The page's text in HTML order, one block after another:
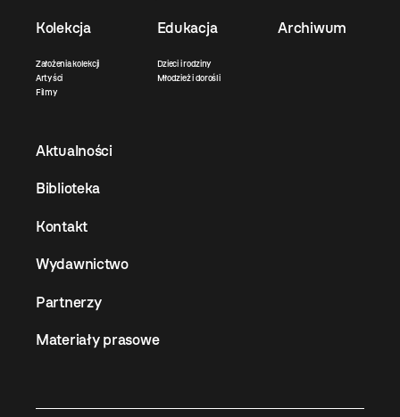
Kolekcja
Założenia kolekcji
Artyści
Filmy
Edukacja
Dzieci i rodziny
Młodzież i dorośli
Archiwum
Aktualności
Biblioteka
Kontakt
Wydawnictwo
Partnerzy
Materiały prasowe